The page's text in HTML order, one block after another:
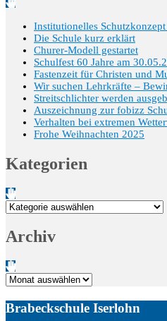
Institutionelles
Die Schule kurz erklärt
Churer-Modell gestartet
Schulfest 60 Jahre am
Fastenzeit für Christen und
Wir suchen Lehrkräfte –
Streitschlichter werden
Auszeichnung zur fobizz
Verhalten bei extremen
Frohe Weihnachten 2025
Kategorien
Kategorien
Archiv
Archiv
Brabeckschule Iserlohn